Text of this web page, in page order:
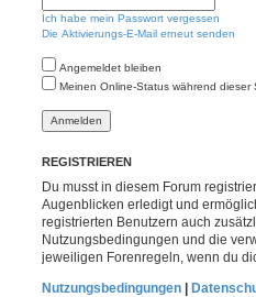
Ich habe mein Passwort vergessen
Die Aktivierungs-E-Mail erneut senden
Angemeldet bleiben
Meinen Online-Status während dieser
REGISTRIEREN
Du musst in diesem Forum
Augenblicken erledigt und
registrierten Benutzern auch
Nutzungsbedingungen und die
jeweiligen Forenregeln, wenn du
Nutzungsbedingungen